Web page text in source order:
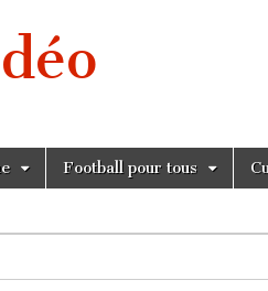
Football pour tous